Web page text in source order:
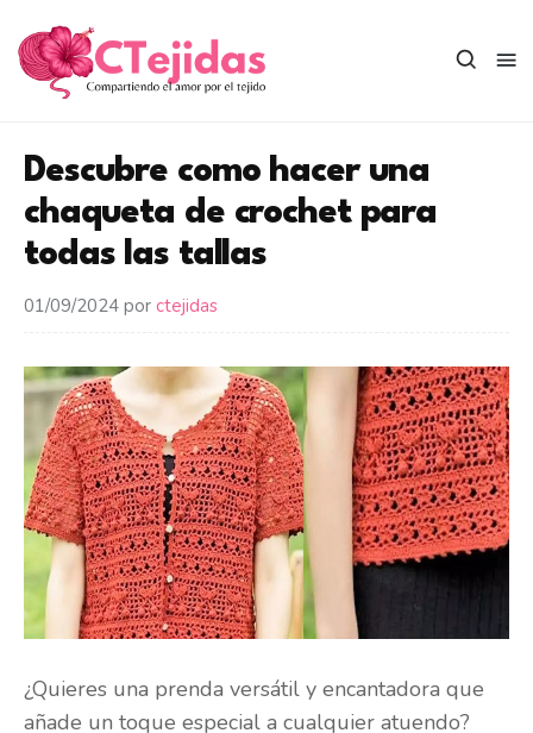
contenido
Descubre como hacer una
chaqueta de crochet para
todas las tallas
01/09/2024 por ctejidas
¿Quieres una prenda versátil y encantadora que
añade un toque especial a cualquier atuendo?